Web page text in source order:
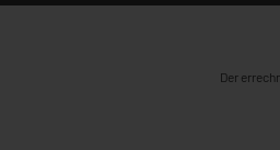
Der